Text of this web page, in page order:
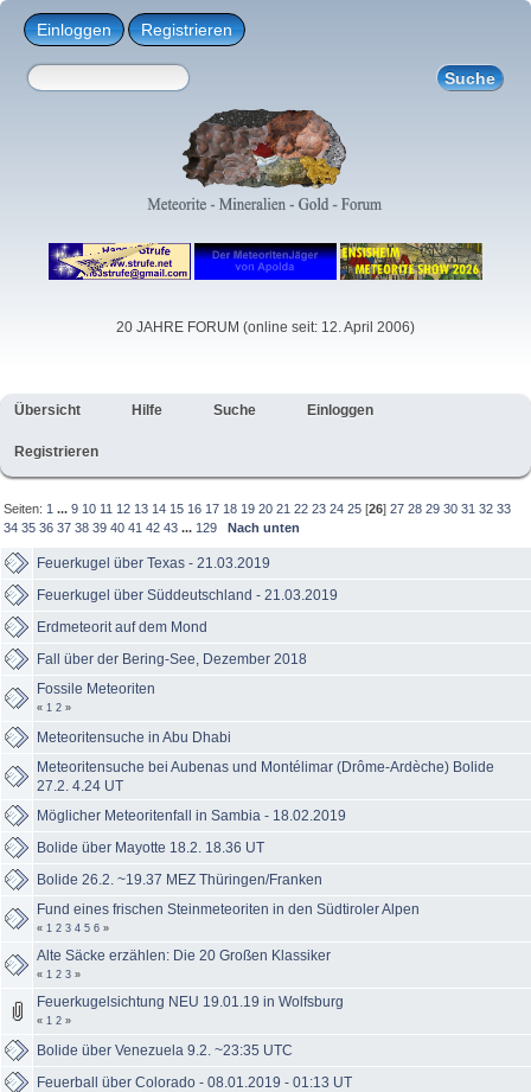
Einloggen Registrieren
20 JAHRE FORUM (online seit: 12. April 2006)
Übersicht Hilfe Suche Einloggen
Registrieren
Seiten: 1 ...9 10 11 12 13 14 15 16 17 18 19 20 21 22 23 24 25 [26]27 28 29 30 31 32 33
34 35 36 37 38 39 40 41 42 43 ... 129 Nach unten
Feuerkugel über Texas - 21.03.2019
Feuerkugel über Süddeutschland - 21.03.2019
Erdmeteorit auf dem Mond
Fall über der Bering-See, Dezember 2018
Fossile Meteoriten
« 1 2 »
Meteoritensuche in Abu Dhabi
Meteoritensuche bei Aubenas und Montélimar (Drôme-Ardèche) Bolide
27.2. 4.24 UT
Möglicher Meteoritenfall in Sambia - 18.02.2019
Bolide über Mayotte 18.2. 18.36 UT
Bolide 26.2. ~19.37 MEZ Thüringen/Franken
Fund eines frischen Steinmeteoriten in den Südtiroler Alpen
« 1 2 3 4 5 6 »
Alte Säcke erzählen: Die 20 Großen Klassiker
« 1 2 3 »
Feuerkugelsichtung NEU 19.01.19 in Wolfsburg
« 1 2 »
Bolide über Venezuela 9.2. ~23:35 UTC
Feuerball über Colorado - 08.01.2019 - 01:13 UT